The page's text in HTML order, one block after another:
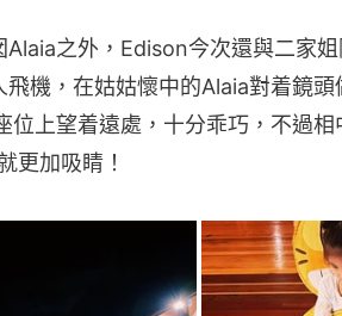
Alaia之外，Edison今次還與二家
機，在姑姑懷中的Alaia對着鏡
位上望着遠處，十分乖巧，不過
更加吸睛！